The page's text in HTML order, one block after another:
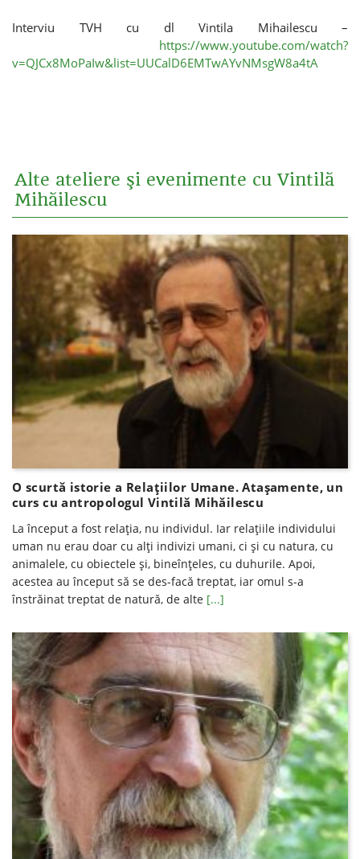
Interviu TVH cu dl Vintila Mihailescu –
https://www.youtube.com/watch?
v=QJCx8MoPaIw&list=UUCalD6EMTwAYvNMsgW8a4tA
Alte ateliere şi evenimente cu Vintilă
Mihăilescu
O scurtă istorie a Relațiilor Umane. Atașamente, un
curs cu antropologul Vintilă Mihăilescu
La început a fost relația, nu individul. Iar relațiile individului
uman nu erau doar cu alți indivizi umani, ci și cu natura, cu
animalele, cu obiectele și, bineînțeles, cu duhurile. Apoi,
acestea au început să se des-facă treptat, iar omul s-a
înstrăinat treptat de natură, de alte [...]